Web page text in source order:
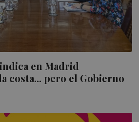
en Madrid
costa... pero el Gobierno